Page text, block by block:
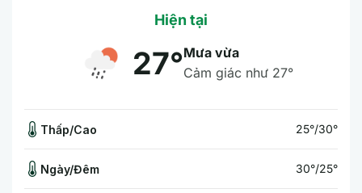
Hiện tại
27°Mưa vừa
Cảm giác như 27°
Thấp/Cao 25°/30°
Ngày/Đêm 30°/25°